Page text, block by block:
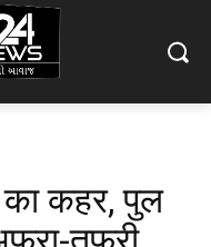
कहर, पुल